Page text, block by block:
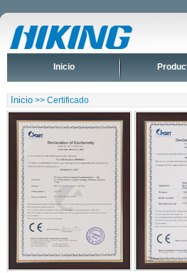
Inicio
Inicio >> Certificado